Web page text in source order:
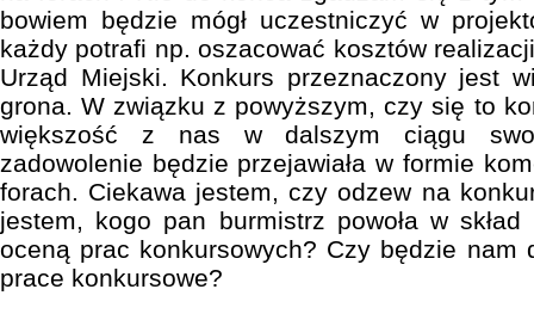
bowiem będzie mógł uczestniczyć w
każdy potrafi np. oszacować kosztów
Urząd Miejski. Konkurs przeznaczony jest
grona. W związku z powyższym, czy się to
większość z nas w dalszym ciągu
zadowolenie będzie przejawiała w formie
forach. Ciekawa jestem, czy odzew na
jestem, kogo pan burmistrz powoła w
oceną prac konkursowych? Czy będzie nam
prace konkursowe?